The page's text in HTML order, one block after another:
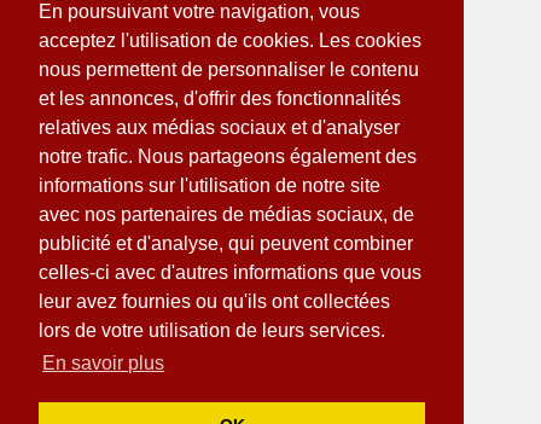
En poursuivant votre navigation, vous
acceptez l'utilisation de cookies. Les cookies
nous permettent de personnaliser le contenu
et les annonces, d'offrir des fonctionnalités
relatives aux médias sociaux et d'analyser
notre trafic. Nous partageons également des
informations sur l'utilisation de notre site
avec nos partenaires de médias sociaux, de
publicité et d'analyse, qui peuvent combiner
celles-ci avec d'autres informations que vous
leur avez fournies ou qu'ils ont collectées
lors de votre utilisation de leurs services.
En savoir plus